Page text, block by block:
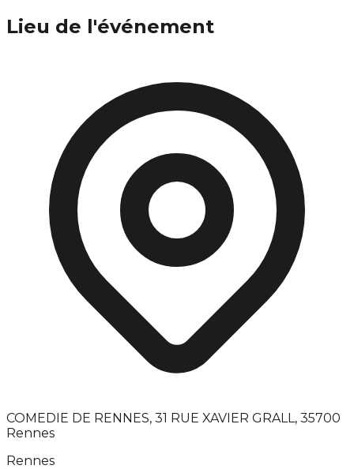
Lieu de l'événement
COMEDIE DE RENNES, 31 RUE XAVIER GRALL, 35700
Rennes
Rennes